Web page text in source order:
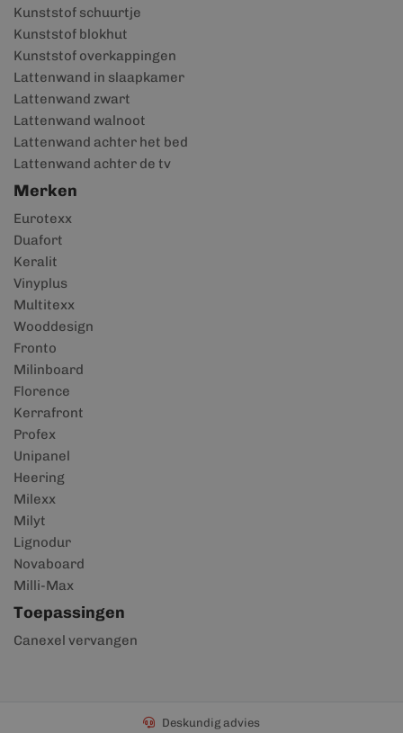
Kunststof schuurtje
Kunststof blokhut
Kunststof overkappingen
Lattenwand in slaapkamer
Lattenwand zwart
Lattenwand walnoot
Lattenwand achter het bed
Lattenwand achter de tv
Merken
Eurotexx
Duafort
Keralit
Vinyplus
Multitexx
Wooddesign
Fronto
Milinboard
Florence
Kerrafront
Profex
Unipanel
Heering
Milexx
Milyt
Lignodur
Novaboard
Milli-Max
Toepassingen
Canexel vervangen
Deskundig advies